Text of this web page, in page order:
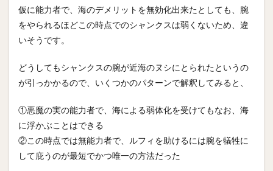
仮に能力者で、海のデメリットを無効化出来たとしても、腕
をやられるほどこの時点でのシャンクスは弱くないため、違
いそうです。
どうしてもシャンクスの腕が近海のヌシにとられたというの
が引っかかるので、いくつかのパターンで解釈してみると、
①悪魔の実の能力者で、海による弱体化を受けてもなお、海
に浮かぶことはできる
②この時点では無能力者で、ルフィを助けるには腕を犠牲に
して庇うのが最短でかつ唯一の方法だった